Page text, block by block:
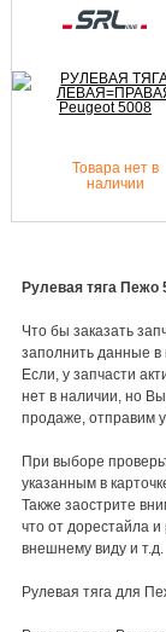
Товара нет в
наличии
Рулевая тяга Пежо
Что бы заказать
заполнить данные в
Если, у запчасти
нет в наличии, но
продаже, отправим
При выборе
указанным в
Также заострите
что от дорестайла
внешнему виду и т.д.
Рулевая тяга для